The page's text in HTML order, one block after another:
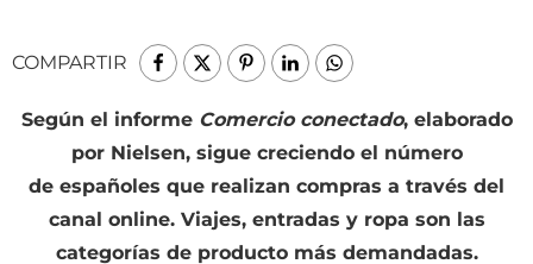
COMPARTIR
Según el informe Comercio conectado, elaborado
por Nielsen, sigue creciendo el número
de españoles que realizan compras a través del
canal online. Viajes, entradas y ropa son las
categorías de producto más demandadas.